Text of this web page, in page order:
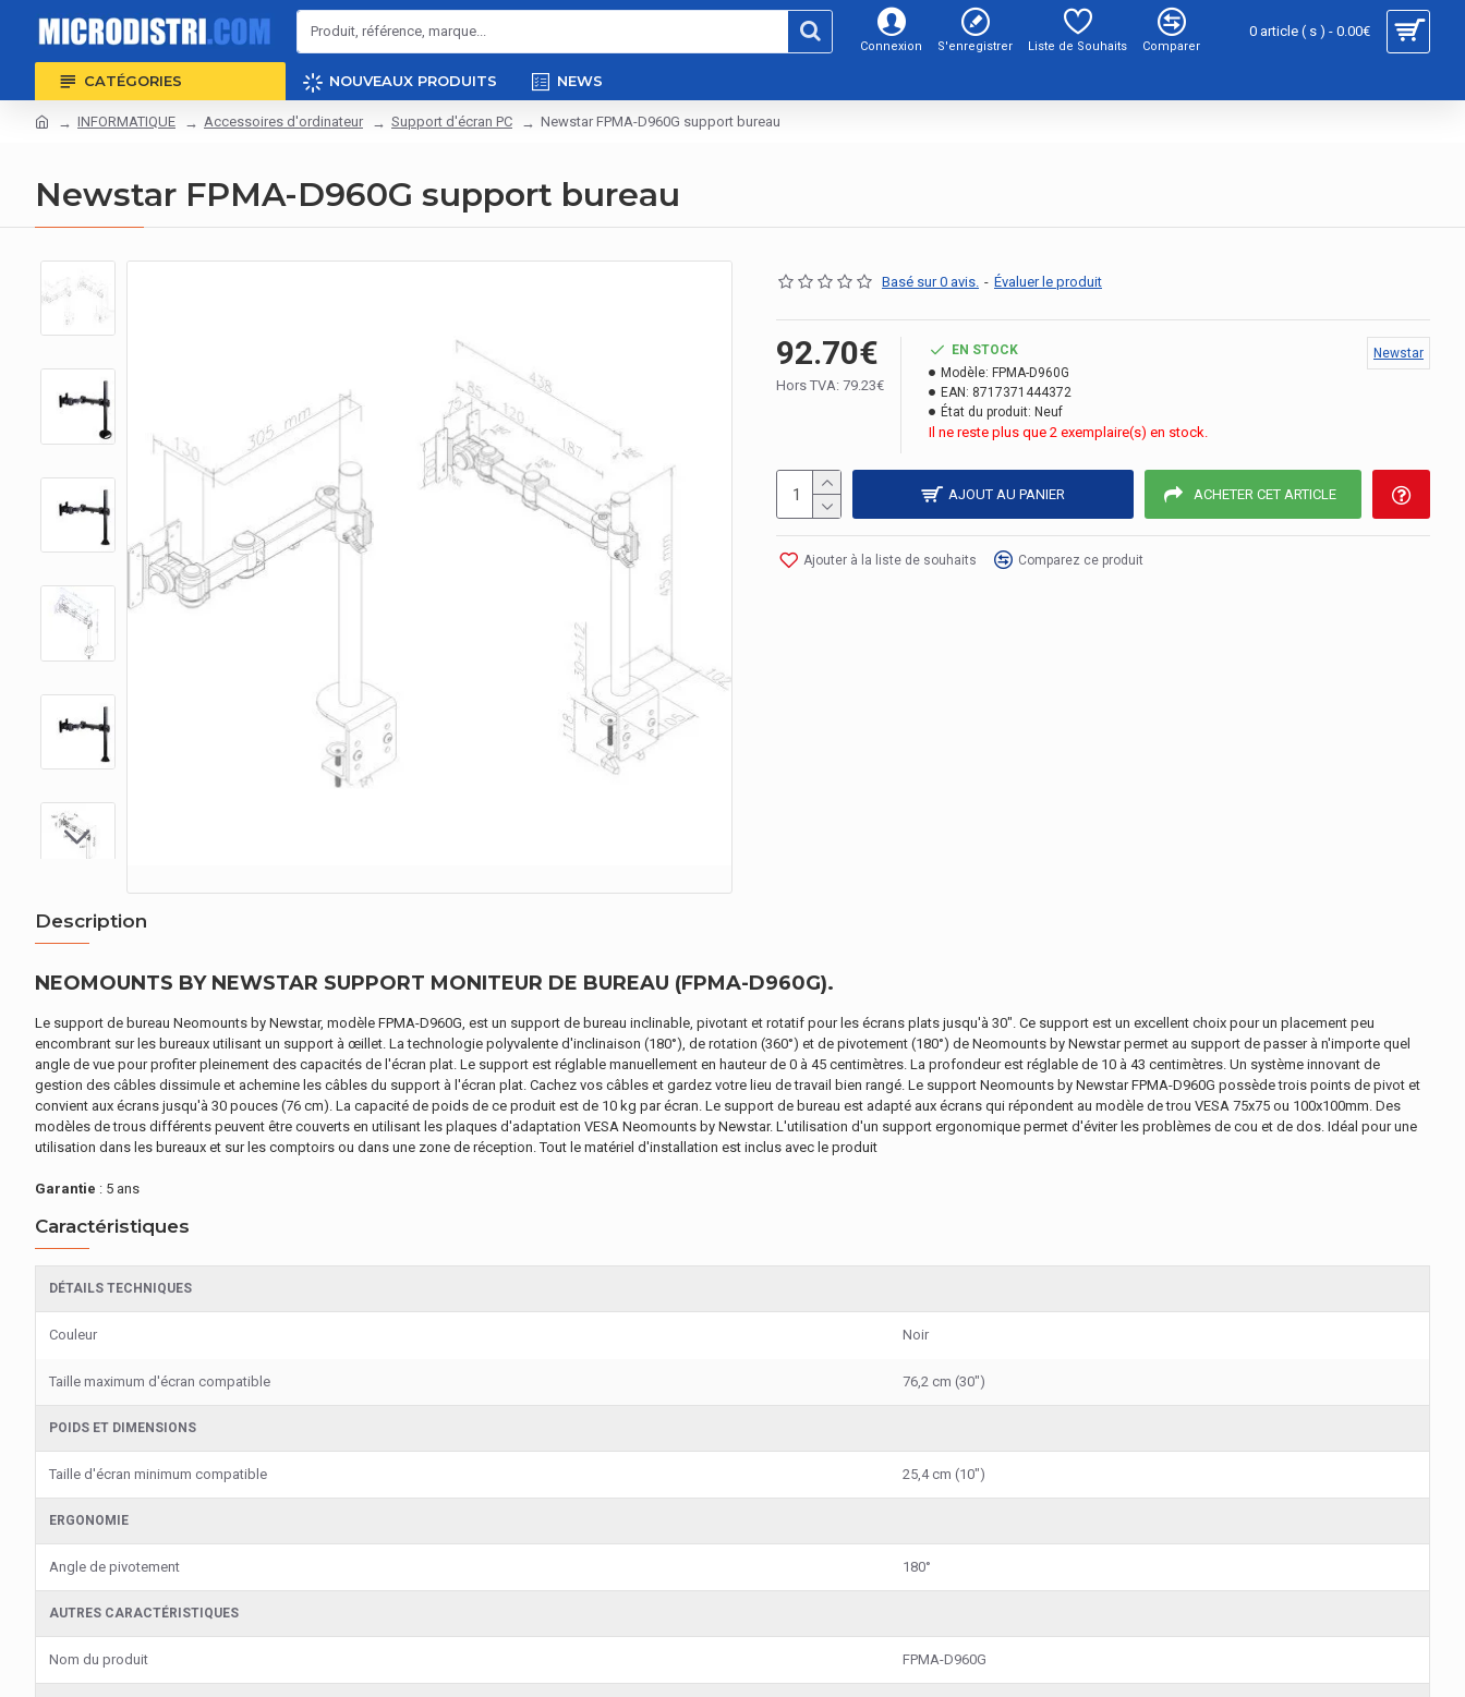
Connexion S'enregistrer Liste de Souhaits Comparer
0 article ( s ) - 0.00€
CATÉGORIES NOUVEAUX PRODUITS NEWS
INFORMATIQUE Accessoires d'ordinateur Support d'écran PC Newstar FPMA-D960G support bureau
Newstar FPMA-D960G support bureau
Basé sur 0 avis. - Évaluer le produit
92.70€
Hors TVA: 79.23€
EN STOCK
Modèle: FPMA-D960G
EAN: 8717371444372
État du produit: Neuf
Newstar
Il ne reste plus que 2 exemplaire(s) en stock.
AJOUT AU PANIER ACHETER CET ARTICLE
Ajouter à la liste de souhaits Comparez ce produit
Description
NEOMOUNTS BY NEWSTAR SUPPORT MONITEUR DE BUREAU (FPMA-D960G).
Le support de bureau Neomounts by Newstar, modèle FPMA-D960G, est un support de bureau inclinable, pivotant et rotatif pour les écrans plats jusqu'à 30". Ce support est un excellent choix pour un placement peu
encombrant sur les bureaux utilisant un support à œillet. La technologie polyvalente d'inclinaison (180°), de rotation (360°) et de pivotement (180°) de Neomounts by Newstar permet au support de passer à n'importe quel
angle de vue pour profiter pleinement des capacités de l'écran plat. Le support est réglable manuellement en hauteur de 0 à 45 centimètres. La profondeur est réglable de 10 à 43 centimètres. Un système innovant de
gestion des câbles dissimule et achemine les câbles du support à l'écran plat. Cachez vos câbles et gardez votre lieu de travail bien rangé. Le support Neomounts by Newstar FPMA-D960G possède trois points de pivot et
convient aux écrans jusqu'à 30 pouces (76 cm). La capacité de poids de ce produit est de 10 kg par écran. Le support de bureau est adapté aux écrans qui répondent au modèle de trou VESA 75x75 ou 100x100mm. Des
modèles de trous différents peuvent être couverts en utilisant les plaques d'adaptation VESA Neomounts by Newstar. L'utilisation d'un support ergonomique permet d'éviter les problèmes de cou et de dos. Idéal pour une
utilisation dans les bureaux et sur les comptoirs ou dans une zone de réception. Tout le matériel d'installation est inclus avec le produit
Garantie : 5 ans
Caractéristiques
DÉTAILS TECHNIQUES
Couleur Noir
Taille maximum d'écran compatible 76,2 cm (30")
POIDS ET DIMENSIONS
Taille d'écran minimum compatible 25,4 cm (10")
ERGONOMIE
Angle de pivotement 180°
AUTRES CARACTÉRISTIQUES
Nom du produit FPMA-D960G